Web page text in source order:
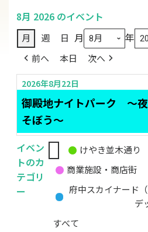
8月 2026 のイベント
月 週 日 月 年
前へ 本日 次へ
2026年8月22日
御殿地ナイトパーク ～
そぼう～
イベン
トのカ
テゴリ
ー
無
題
カ
ゴ
けやき並木通り
商業施設・商店街
府中スカイナード
デ
すべて